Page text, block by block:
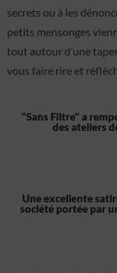
secrets ou à les
petits mensonges
tout autour d’une
vous faire rire et
"Sans Filtre" a
des ateliers
Une excellente
société portée par